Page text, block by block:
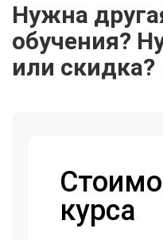
Нужна
обучения?
или скидка?
курса